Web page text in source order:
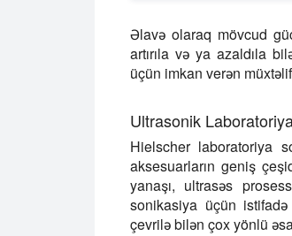
Əlavə olaraq mövcud
artırıla və ya azaldıla
üçün imkan verən
Ultrasonik
Hielscher laboratoriya
aksesuarların geniş
yanaşı, ultrasəs
sonikasiya üçün
çevrilə bilən çox yönlü